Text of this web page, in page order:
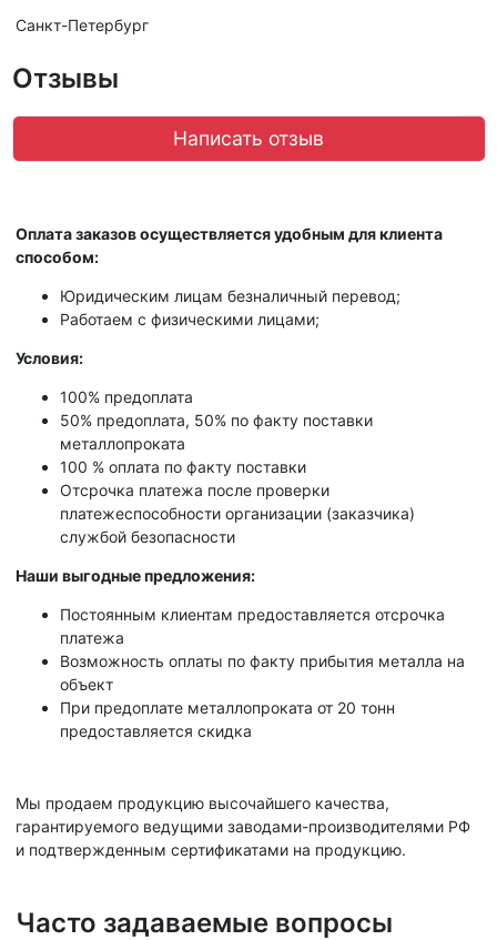
Санкт-Петербург
Отзывы
Написать отзыв
Оплата заказов осуществляется удобным для клиента
способом:
Юридическим лицам безналичный перевод;
Работаем с физическими лицами;
Условия:
100% предоплата
50% предоплата, 50% по факту поставки
металлопроката
100 % оплата по факту поставки
Отсрочка платежа после проверки
платежеспособности организации (заказчика)
службой безопасности
Наши выгодные предложения:
Постоянным клиентам предоставляется отсрочка
платежа
Возможность оплаты по факту прибытия металла на
объект
При предоплате металлопроката от 20 тонн
предоставляется скидка
Мы продаем продукцию высочайшего качества,
гарантируемого ведущими заводами-производителями РФ
и подтвержденным сертификатами на продукцию.
Часто задаваемые вопросы